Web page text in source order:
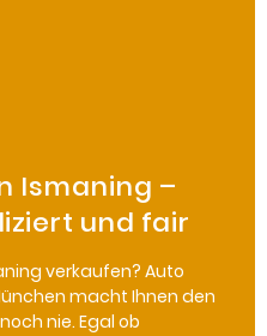
Ismaning –
und fair
verkaufen? Auto
macht Ihnen den
nie. Egal ob